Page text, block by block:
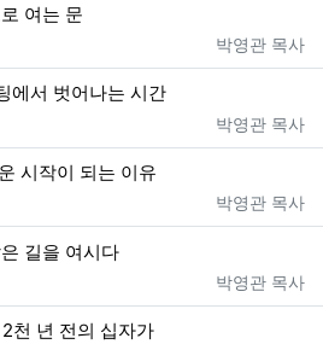
여는 문
등록자
박영관 목사
에서 벗어나는 시간
등록자
박영관 목사
시작이 되는 이유
등록자
박영관 목사
길을 여시다
등록자
박영관 목사
천 년 전의 십자가